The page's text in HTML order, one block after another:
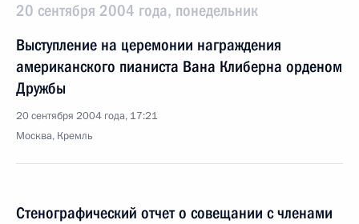
20 сентября 2004 года, понедельник
Выступление на церемонии награждения
американского пианиста Вана Клиберна орденом
Дружбы
20 сентября 2004 года, 17:21
Москва, Кремль
Стенографический отчет о совещании с членами